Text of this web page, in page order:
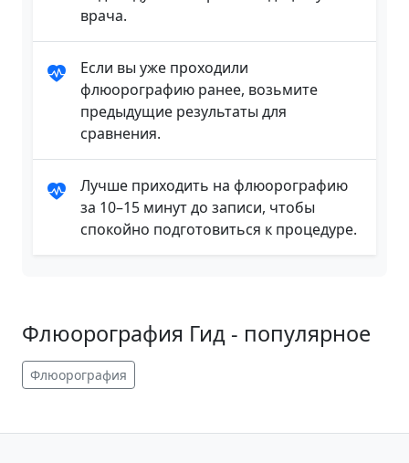
врача.
Если вы уже проходили
флюорографию ранее, возьмите
предыдущие результаты для
сравнения.
Лучше приходить на флюорографию
за 10–15 минут до записи, чтобы
спокойно подготовиться к процедуре.
Флюорография Гид - популярное
Флюорография